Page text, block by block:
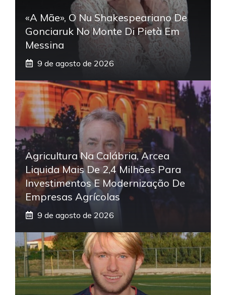
«A Mãe», O Nu Shakespeariano De
Gonciaruk No Monte Di Pietà Em
Messina
9 de agosto de 2026
Agricultura Na Calábria, Arcea
Liquida Mais De 2,4 Milhões Para
Investimentos E Modernização De
Empresas Agrícolas
9 de agosto de 2026